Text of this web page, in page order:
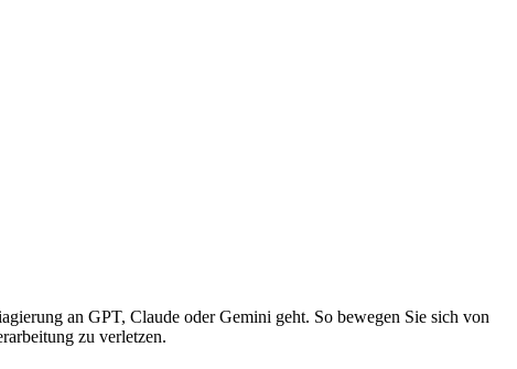
an GPT, Claude oder Gemini geht. So bewegen Sie sich von
zu verletzen.